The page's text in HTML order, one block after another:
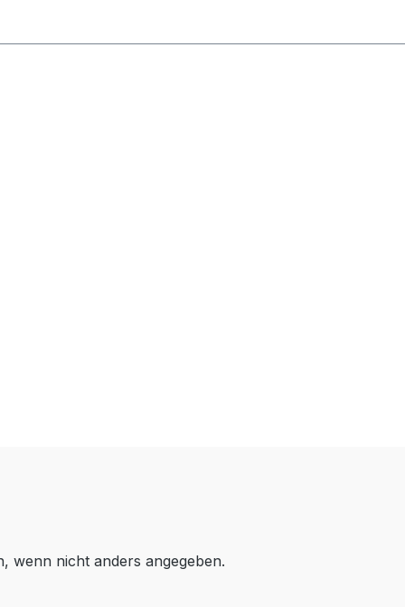
wenn nicht anders angegeben.